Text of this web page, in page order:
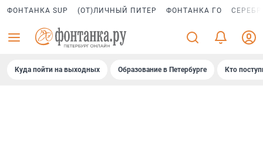
ФОНТАНКА SUP (ОТ)ЛИЧНЫЙ ПИТЕР ФОНТАНКА ГО
Куда пойти на выходных Образование в Петербурге Кто